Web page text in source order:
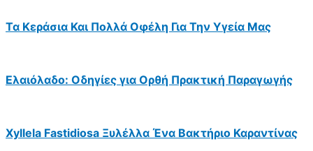
Τα Κεράσια Και Πολλά Οφέλη Για Την Υγεία Μας
Ελαιόλαδο: Οδηγίες για Ορθή Πρακτική Παραγωγής
Xyllela Fastidiosa Ξυλέλλα Ένα Βακτήριο Καραντίνας